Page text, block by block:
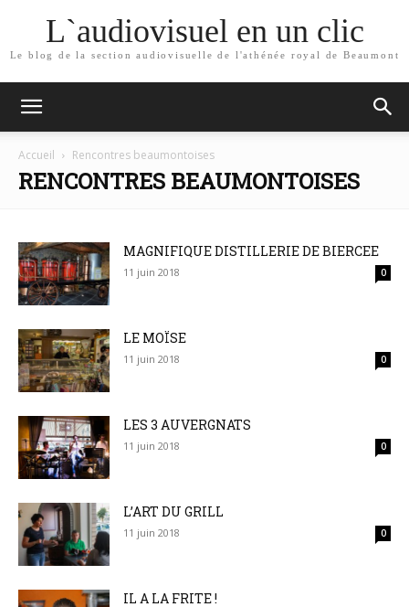
L`audiovisuel en un clic
Le blog de la section audiovisuelle de l'athénée royal de Beaumont
Accueil Rencontres beaumontoises
RENCONTRES BEAUMONTOISES
MAGNIFIQUE DISTILLERIE DE BIERCEE
11 juin 2018 0
LE MOÏSE
11 juin 2018 0
LES 3 AUVERGNATS
11 juin 2018 0
L’ART DU GRILL
11 juin 2018 0
IL A LA FRITE !